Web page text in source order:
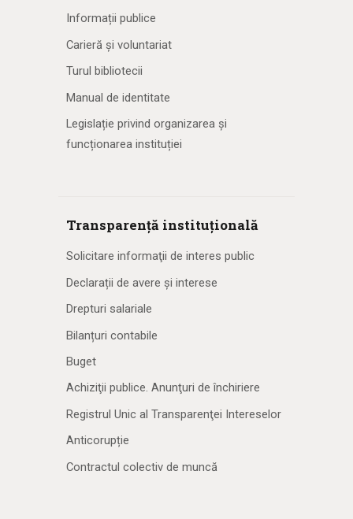
Informații publice
Carieră și voluntariat
Turul bibliotecii
Manual de identitate
Legislație privind organizarea și
funcționarea instituției
Transparență instituțională
Solicitare informaţii de interes public
Declarații de avere și interese
Drepturi salariale
Bilanțuri contabile
Buget
Achiziţii publice. Anunţuri de închiriere
Registrul Unic al Transparenţei Intereselor
Anticorupție
Contractul colectiv de muncă